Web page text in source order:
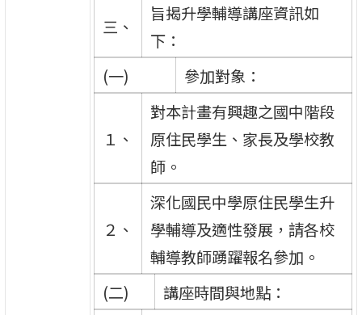
三、
旨揭升學輔導講座資訊如
下：
(一)
參加對象：
１、
對本計畫有興趣之國中階段
原住民學生、家長及學校教
師。
２、
深化國民中學原住民學生升
學輔導及適性發展，請各校
輔導教師踴躍報名參加。
(二)
講座時間與地點：